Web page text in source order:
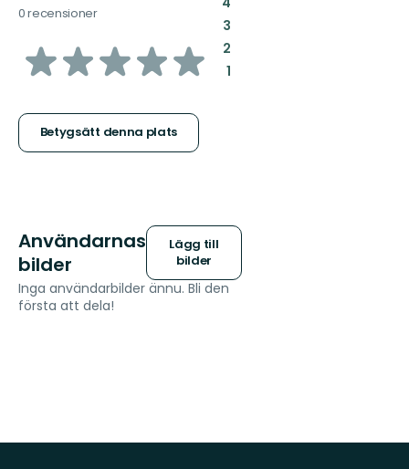
0 recensioner
av
stjärnor
Betygsätt denna plats
3:
2:
1:
Användarnas
bilder
Lägg till
bilder
Inga användarbilder ännu. Bli den
första att dela!